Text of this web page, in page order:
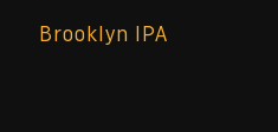
Brooklyn IPA